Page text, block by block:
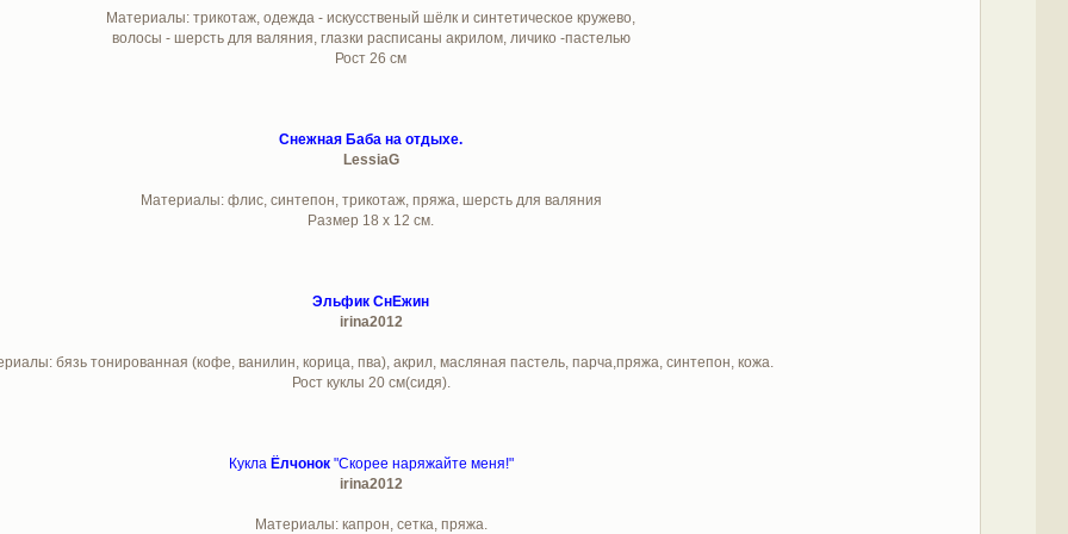
Материалы: трикотаж, одежда - искусственый шёлк и синтетическое кружево,
волосы - шерсть для валяния, глазки расписаны акрилом, личико -пастелью
Рост 26 см
Снежная Баба на отдыхе.
LessiaG
Материалы: флис, синтепон, трикотаж, пряжа, шерсть для валяния
Размер 18 х 12 см.
Эльфик СнЕжин
irina2012
бязь тонированная (кофе, ванилин, корица, пва), акрил, масляная пастель, парча,пряжа, синтепон, кожа.
Рост куклы 20 см(сидя).
Кукла Ёлчонок "Скорее наряжайте меня!"
irina2012
Материалы: капрон, сетка, пряжа.